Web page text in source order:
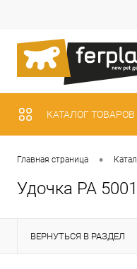
КАТАЛОГ ТОВАРОВ
Главная страница •
Удочка PA
ВЕРНУТЬСЯ В РАЗДЕЛ